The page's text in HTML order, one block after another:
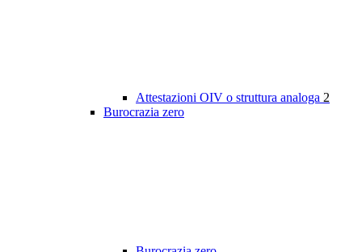
Attestazioni OIV o struttura analoga 2
Burocrazia zero